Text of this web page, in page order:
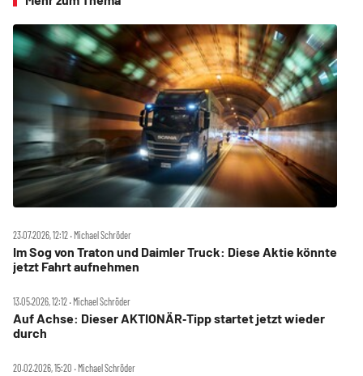
23.07.2026, 12:12 ‧ Michael Schröder
Im Sog von Traton und Daimler Truck: Diese Aktie könnte
jetzt Fahrt aufnehmen
13.05.2026, 12:12 ‧ Michael Schröder
Auf Achse: Dieser AKTIONÄR‑Tipp startet jetzt wieder
durch
20.02.2026, 15:20 ‧ Michael Schröder